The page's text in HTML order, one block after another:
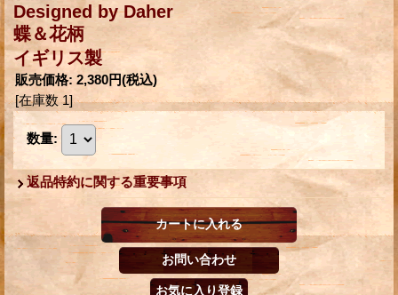
Designed by Daher
蝶＆花柄
イギリス製
販売価格: 2,380円(税込)
[在庫数 1]
数量:
返品特約に関する重要事項